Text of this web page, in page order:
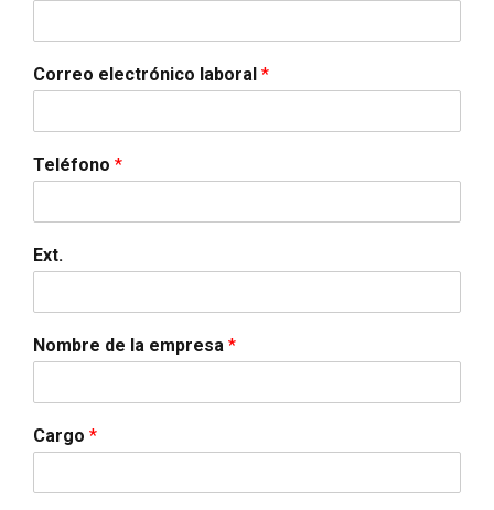
Correo electrónico laboral *
Teléfono *
Ext.
Nombre de la empresa *
Cargo *